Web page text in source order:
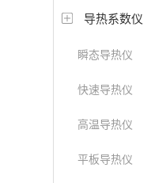
导热系数仪
瞬态导热仪
快速导热仪
高温导热仪
平板导热仪